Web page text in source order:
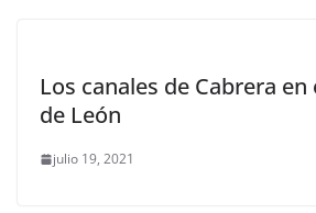
Los canales de Cabrera
de León
julio 19, 2021